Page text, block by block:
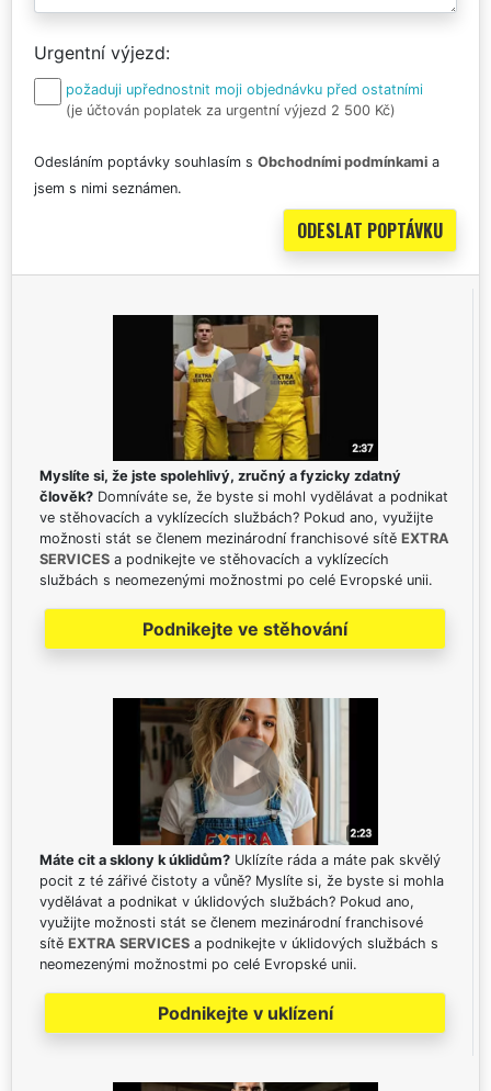
Urgentní výjezd
požaduji upřednostnit moji objednávku před ostatními
(je účtován poplatek za urgentní výjezd 2 500 Kč)
Odesláním poptávky souhlasím s Obchodními podmínkami a
jsem s nimi seznámen.
Myslíte si, že jste spolehlivý, zručný a fyzicky zdatný
člověk? Domníváte se, že byste si mohl vydělávat a podnikat
ve stěhovacích a vyklízecích službách? Pokud ano, využijte
možnosti stát se členem mezinárodní franchisové sítě EXTRA
SERVICES a podnikejte ve stěhovacích a vyklízecích
službách s neomezenými možnostmi po celé Evropské unii.
Podnikejte ve stěhování
Máte cit a sklony k úklidům? Uklízíte ráda a máte pak skvělý
pocit z té zářivé čistoty a vůně? Myslíte si, že byste si mohla
vydělávat a podnikat v úklidových službách? Pokud ano,
využijte možnosti stát se členem mezinárodní franchisové
sítě EXTRA SERVICES a podnikejte v úklidových službách s
neomezenými možnostmi po celé Evropské unii.
Podnikejte v uklízení